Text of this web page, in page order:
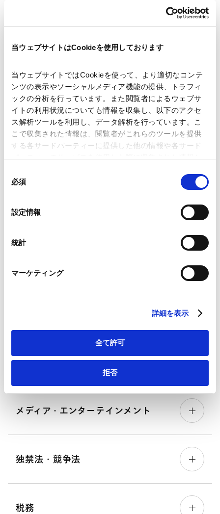
当ウェブサイトはCookieを使用しております
当ウェブサイトではCookieを使って、より適切なコンテ
ンツの表示やソーシャルメディア機能の提供、トラフィ
ックの分析を行っています。また閲覧者によるウェブサ
イトの利用状況についても情報を収集し、以下のアクセ
ス解析ツールを利用し、データ解析を行っています。こ
こで収集された情報は、閲覧者がこれらのツールを提供
する各サードパーティーに提供した他の情報や各サード
パーティーのサービスを使用した際に収集された情報と
ことがあります。
Google Analytics利用規約（
Marketo
外部サイト）
LinkedIn プライバシーポリシー（
HubSpot プライバシーポリシー（外部サイト）
必須
設定情報
統計
マーケティング
詳細を表示
全て許可
拒否
キャピタル・マーケッツ
ファイナンス
人事・労務
ライフサイエンス
メディア・エンターテインメント
独禁法・競争法
税務